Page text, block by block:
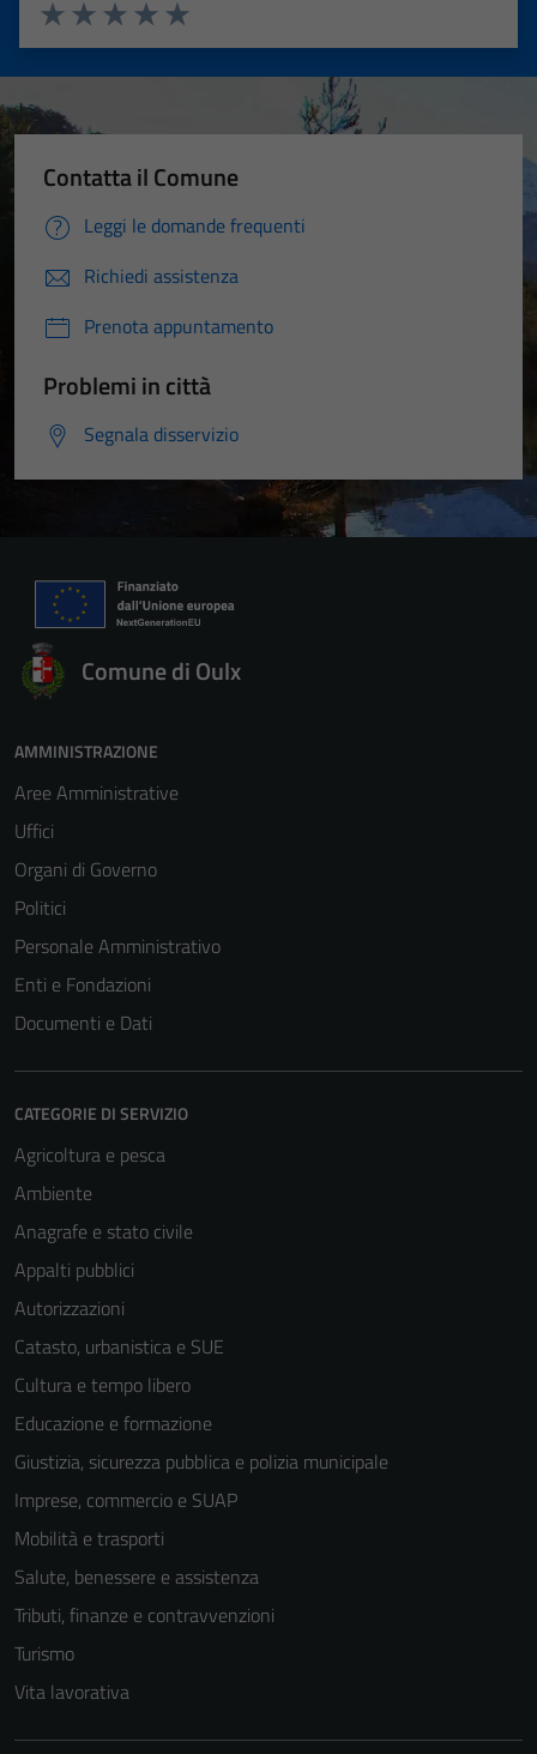
Valuta 5 stelle su 5
Valuta 4 stelle su 5
Valuta 3 stelle su 5
Valuta 2 stelle su 5
Valuta 1 stelle su 5
Contatta il Comune
Leggi le domande frequenti
Richiedi assistenza
Prenota appuntamento
Problemi in città
Segnala disservizio
Comune di Oulx
AMMINISTRAZIONE
Aree Amministrative
Uffici
Organi di Governo
Politici
Personale Amministrativo
Enti e Fondazioni
Documenti e Dati
CATEGORIE DI SERVIZIO
Agricoltura e pesca
Ambiente
Anagrafe e stato civile
Appalti pubblici
Autorizzazioni
Catasto, urbanistica e SUE
Cultura e tempo libero
Educazione e formazione
Giustizia, sicurezza pubblica e polizia municipale
Imprese, commercio e SUAP
Mobilità e trasporti
Salute, benessere e assistenza
Tributi, finanze e contravvenzioni
Turismo
Vita lavorativa